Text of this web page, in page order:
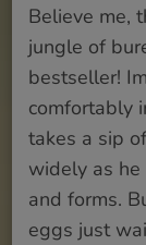
Believe me,
jungle of
bestseller!
comfortably
takes a sip
widely as
and forms.
eggs just